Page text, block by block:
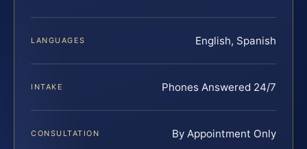
LANGUAGES English, Spanish
INTAKE Phones Answered 24/7
CONSULTATION By Appointment Only